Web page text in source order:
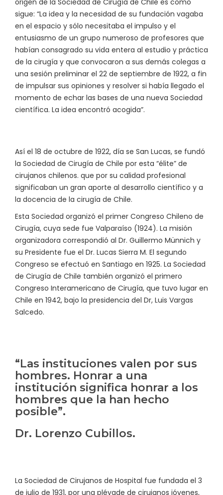
origen de la Sociedad de Cirugía de Chile es como
sigue: “La idea y la necesidad de su fundación vagaba
en el espacio y sólo necesitaba el impulso y el
entusiasmo de un grupo numeroso de profesores que
habían consagrado su vida entera al estudio y práctica
de la cirugía y que convocaron a sus demás colegas a
una sesión preliminar el 22 de septiembre de 1922, a fin
de impulsar sus opiniones y resolver si había llegado el
momento de echar las bases de una nueva Sociedad
científica. La idea encontró acogida”.
Así el 18 de octubre de 1922, día se San Lucas, se fundó
la Sociedad de Cirugía de Chile por esta “élite” de
cirujanos chilenos. que por su calidad profesional
significaban un gran aporte al desarrollo científico y a
la docencia de la cirugía de Chile.
Esta Sociedad organizó el primer Congreso Chileno de
Cirugía, cuya sede fue Valparaíso (1924). La misión
organizadora correspondió al Dr. Guillermo Münnich y
su Presidente fue el Dr. Lucas Sierra M. El segundo
Congreso se efectuó en Santiago en 1925. La Sociedad
de Cirugía de Chile también organizó el primero
Congreso Interamericano de Cirugía, que tuvo lugar en
Chile en 1942, bajo la presidencia del Dr, Luis Vargas
Salcedo.
“Las instituciones valen por sus
hombres. Honrar a una
institución significa honrar a los
hombres que la han hecho
posible”.
Dr. Lorenzo Cubillos.
La Sociedad de Cirujanos de Hospital fue fundada el 3
de julio de 1931, por una pléyade de cirujanos jóvenes,